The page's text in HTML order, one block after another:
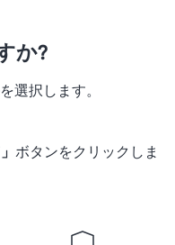
か?
選択します。
ボタンをクリックしま